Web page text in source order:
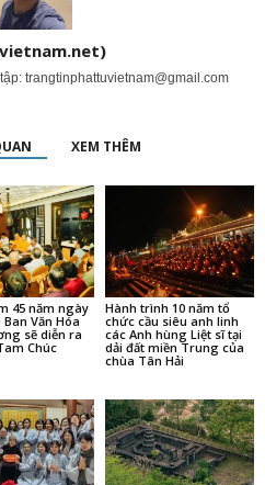
trangtinphattuvietnam@gmail.com
XEM THÊM
45 năm ngày
Văn Hóa
sẽ diễn ra
Chúc
Hành trình 10 năm tổ
chức cầu siêu anh linh
các Anh hùng Liệt sĩ tại
dải đất miền Trung của
chùa Tân Hải